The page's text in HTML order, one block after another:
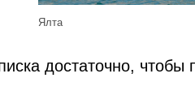
Ялта
достаточно, чтобы